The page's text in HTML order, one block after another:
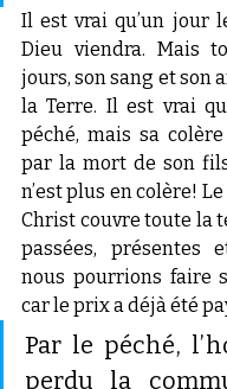
Il est vrai qu’un jour
Dieu viendra. Mais
jours, son sang et son
la Terre. Il est vrai
péché, mais sa
par la mort de son
n’est plus en colère!
Christ couvre toute la
passées, présentes
nous pourrions faire
car le prix a déjà été
Par le péché,
perdu la